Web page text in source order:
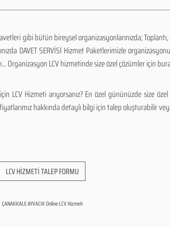
gibi bütün bireysel organizasyonlarınızda;
DAVET SERVİSİ Hizmet Paketlerimizle
Organizasyon LCV hizmetinde size özel çözümler için
LCV Hizmeti arıyorsanız? En özel gününüzde size
hakkında detaylı bilgi için talep oluşturabilir
LCV HİZMETİ TALEP FORMU
ÇANAKKALE AYVACIK Online LCV Hizmeti